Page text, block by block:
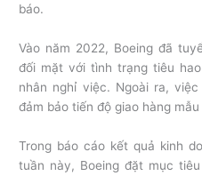
báo.
Vào năm 2022, Boeing đã
đối mặt với tình trạng tiêu
nhân nghỉ việc. Ngoài ra,
đảm bảo tiến độ giao hàng
Trong báo cáo kết quả kinh
tuần này, Boeing đặt mục